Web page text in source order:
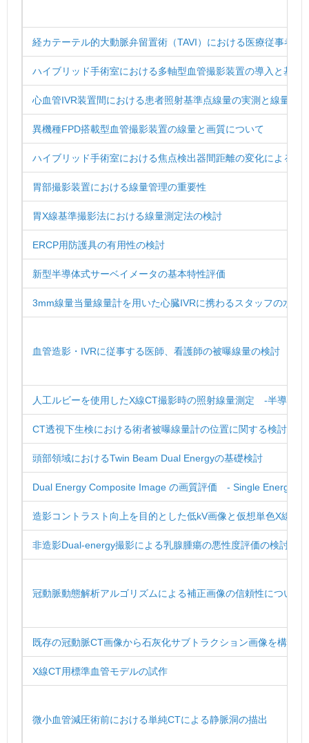
経カテーテル的大動脈弁留置術（TAVI）における医療従事者被
ハイブリッド手術室における多軸型血管撮影装置の導入と基礎
心血管IVR装置間における患者照射基準点線量の実測と線量表
異機種FPD搭載型血管撮影装置の線量と画質について
ハイブリッド手術室における焦点検出器間距離の変化による線
胃部撮影装置における線量管理の重要性
胃X線基準撮影法における線量測定法の検討
ERCP用防護具の有用性の検討
新型半導体式サーベイメータの基本特性評価
3mm線量当量線量計を用いた心臓IVRに携わるスタッフの水晶
血管造影・IVRに従事する医師、看護師の被曝線量の検討
人工ルビーを使用したX線CT撮影時の照射線量測定 -半導体
CT透視下生検における術者被曝線量計の位置に関する検討
頭部領域におけるTwin Beam Dual Energyの基礎検討
Dual Energy Composite Image の画質評価 - Single Energy と
造影コントラスト向上を目的とした低kV画像と仮想単色X線画
非造影Dual-energy撮影による乳腺腫瘍の悪性度評価の検討
冠動脈動態解析アルゴリズムによる補正画像の信頼性について
既存の冠動脈CT画像から石灰化サブトラクション画像を構築
X線CT用標準血管モデルの試作
微小血管減圧術前における単純CTによる静脈洞の描出